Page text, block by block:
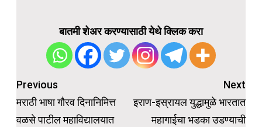
बातमी शेअर करण्यासाठी येथे क्लिक करा
Post
navigation
Previous
मराठी भाषा गौरव दिनानिमित्त
वळसे पाटील महाविद्यालयात
Next
इराण-इस्रायल युद्धामुळे भारतात
महागाईचा भडका उडण्याची